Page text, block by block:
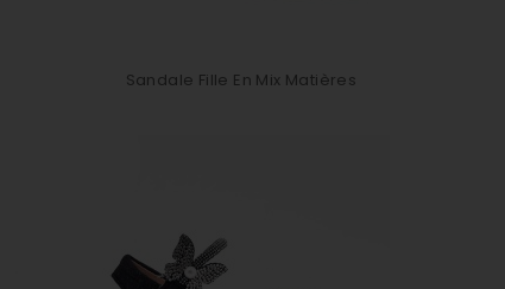
Sandale Fille En Mix Matières